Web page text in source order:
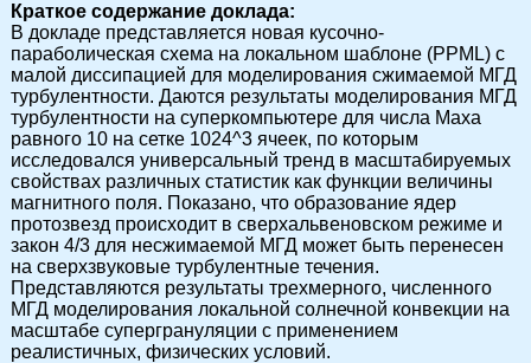
Краткое содержание доклада:
В докладе представляется новая кусочно-
параболическая схема на локальном шаблоне (PPML) с
малой диссипацией для моделирования сжимаемой МГД
турбулентности. Даются результаты моделирования МГД
турбулентности на суперкомпьютере для числа Маха
равного 10 на сетке 1024^3 ячеек, по которым
исследовался универсальный тренд в масштабируемых
свойствах различных статистик как функции величины
магнитного поля. Показано, что образование ядер
протозвезд происходит в сверхальвеновском режиме и
закон 4/3 для несжимаемой МГД может быть перенесен
на сверхзвуковые турбулентные течения.
Представляются результаты трехмерного, численного
МГД моделирования локальной солнечной конвекции на
масштабе супергрануляции с применением
реалистичных, физических условий.